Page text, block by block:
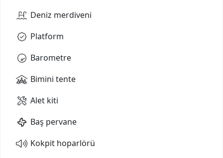
Deniz merdiveni
Platform
Barometre
Bimini tente
Alet kiti
Baş pervane
Kokpit hoparlörü